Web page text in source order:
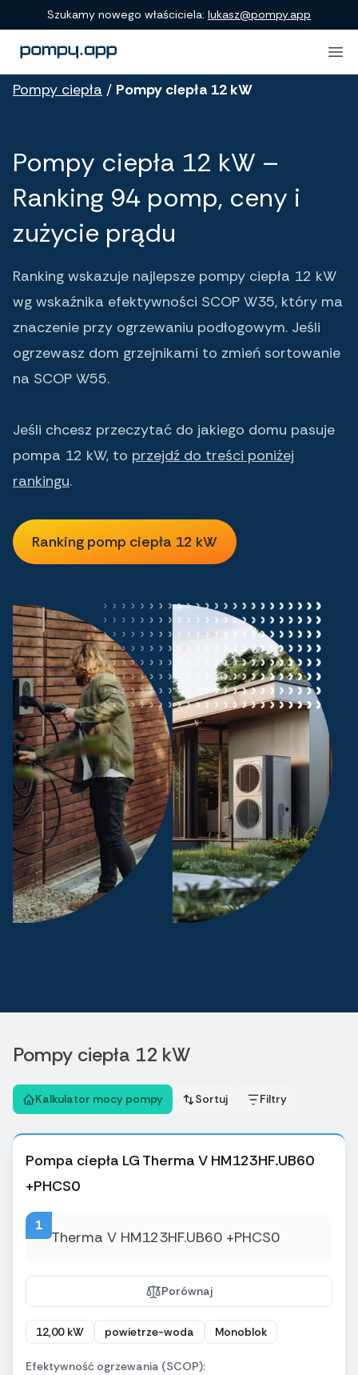
Porównanie produktów
Szukamy nowego właściciela: lukasz@pompy.app
Pompy ciepła / Pompy ciepła 12 kW
Pompy ciepła 12 kW –
Ranking 94 pomp, ceny i
zużycie prądu
Ranking wskazuje najlepsze pompy ciepła 12 kW
wg wskaźnika efektywności SCOP W35, który ma
znaczenie przy ogrzewaniu podłogowym. Jeśli
ogrzewasz dom grzejnikami to zmień sortowanie
na SCOP W55.
Jeśli chcesz przeczytać do jakiego domu pasuje
pompa 12 kW, to przejdź do treści poniżej
rankingu.
Ranking pomp ciepła 12 kW
Ranking pomp ciepła 12 kW
Pompy ciepła 12 kW
Kalkulator mocy pompy Sortuj Filtry
Pompa ciepła LG Therma V HM123HF.UB60
+PHCS0
1
Porównaj
12,00 kW powietrze-woda Monoblok
Efektywność ogrzewania (SCOP):